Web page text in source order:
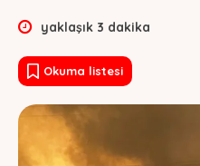
yaklaşık 3 dakika
Okuma listesi